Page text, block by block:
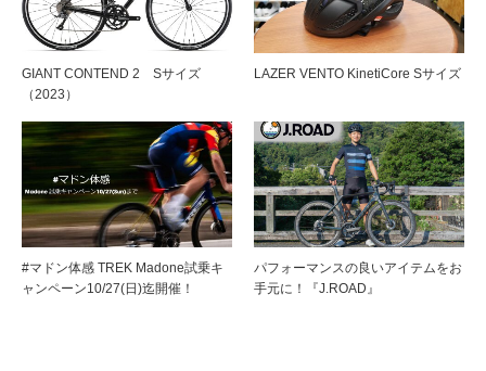
GIANT CONTEND 2 Sサイズ
（2023）
LAZER VENTO KinetiCore Sサイズ
#マドン体感 TREK Madone試乗キ
ャンペーン10/27(日)迄開催！
パフォーマンスの良いアイテムをお
手元に！『J.ROAD』